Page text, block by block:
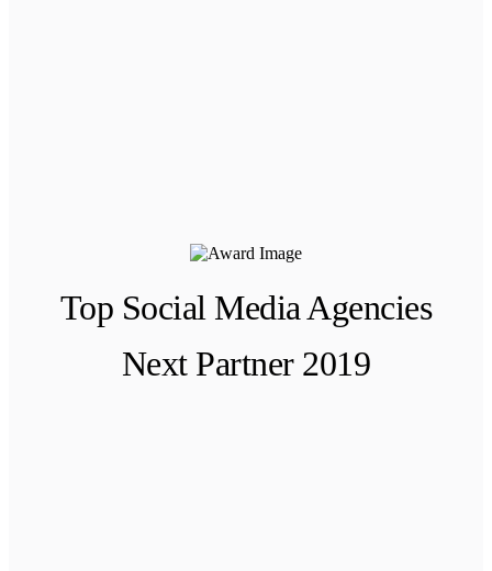
Top Social Media Agencies
Next Partner 2019